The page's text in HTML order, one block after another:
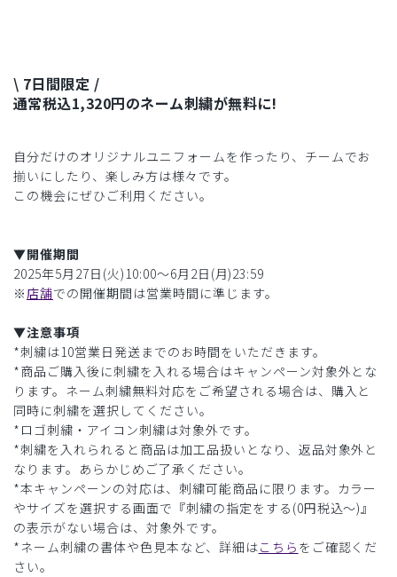
\ 7日間限定 /
通常税込1,320円のネーム刺繍が無料に!
自分だけのオリジナルユニフォームを作ったり、チームでお
揃いにしたり、楽しみ方は様々です。
この機会にぜひご利用ください。
▼開催期間
2025年5月27日(火)10:00〜6月2日(月)23:59
※店舗での開催期間は営業時間に準じます。
▼注意事項
*刺繍は10営業日発送までのお時間をいただきます。
*商品ご購入後に刺繍を入れる場合はキャンペーン対象外とな
ります。ネーム刺繍無料対応をご希望される場合は、購入と
同時に刺繍を選択してください。
*ロゴ刺繍・アイコン刺繍は対象外です。
*刺繍を入れられると商品は加工品扱いとなり、返品対象外と
なります。あらかじめご了承ください。
*本キャンペーンの対応は、刺繍可能商品に限ります。カラー
やサイズを選択する画面で『刺繍の指定をする(0円税込〜)』
の表示がない場合は、対象外です。
*ネーム刺繍の書体や色見本など、詳細はこちら をご確認くだ
さい。